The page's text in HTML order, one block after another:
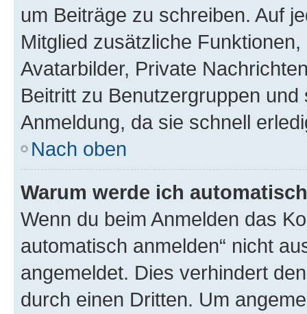
um Beiträge zu schreiben. Auf
Mitglied zusätzliche
Avatarbilder, Private
Beitritt zu Benutzergruppen
Anmeldung, da sie schnell
Nach oben
Warum werde ich
Wenn du beim Anmelden das
automatisch anmelden“ nicht
angemeldet. Dies verhindert
durch einen Dritten. Um